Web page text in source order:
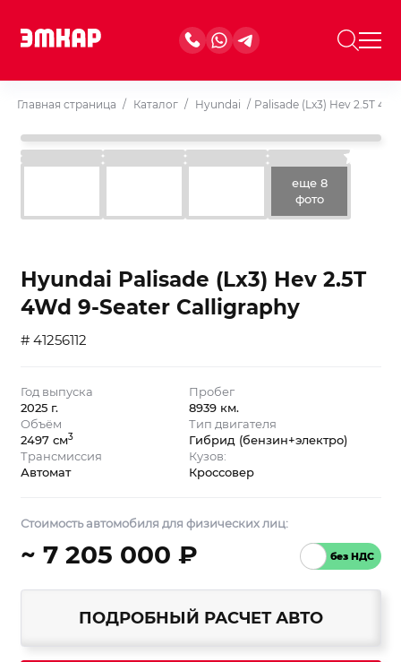
Главная страница / Каталог / Hyundai / Palisade (Lx3) Hev 2.5T
еще 8
фото
Hyundai Palisade (Lx3) Hev 2.5T
4Wd 9-Seater Calligraphy
# 41256112
Год выпуска
2025 г.
Пробег
8939 км.
Объём
2497 см3
Тип двигателя
Гибрид (бензин+электро)
Трансмиссия
Автомат
Кузов:
Кроссовер
Стоимость автомобиля для физических лиц:
~ 7 205 000 ₽
ПОДРОБНЫЙ РАСЧЕТ АВТО